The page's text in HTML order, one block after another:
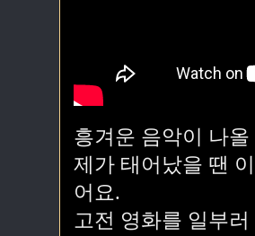
흥겨운 음악이 나
제가 태어났을 땐
어요.
고전 영화를 일부